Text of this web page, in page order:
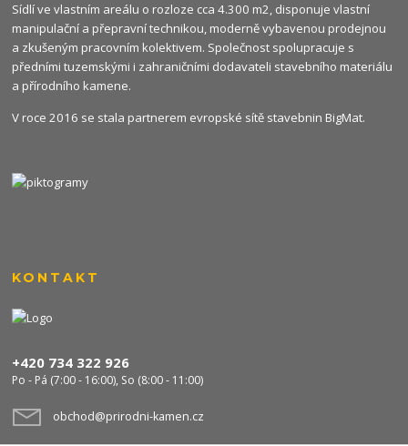
Sídlí ve vlastním areálu o rozloze cca 4.300 m2, disponuje vlastní
manipulační a přepravní technikou, moderně vybavenou prodejnou
a zkušeným pracovním kolektivem. Společnost spolupracuje s
předními tuzemskými i zahraničními dodavateli stavebního materiálu
a přírodního kamene.
V roce 2016 se stala partnerem evropské sítě stavebnin BigMat.
KONTAKT
+420 734 322 926
Po - Pá (7:00 - 16:00), So (8:00 - 11:00)
obchod@prirodni-kamen.cz